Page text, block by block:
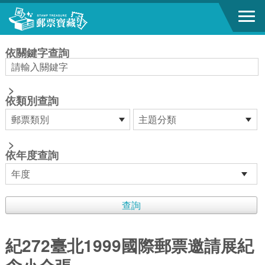
跳到主要內容區塊
依關鍵字查詢
>
依類別查詢
>
依年度查詢
紀272臺北1999國際郵票邀請展紀